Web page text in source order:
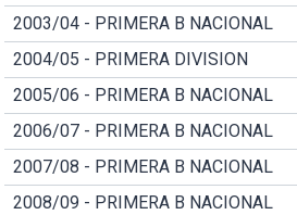
2003/04 - PRIMERA B NACIONAL
2004/05 - PRIMERA DIVISION
2005/06 - PRIMERA B NACIONAL
2006/07 - PRIMERA B NACIONAL
2007/08 - PRIMERA B NACIONAL
2008/09 - PRIMERA B NACIONAL